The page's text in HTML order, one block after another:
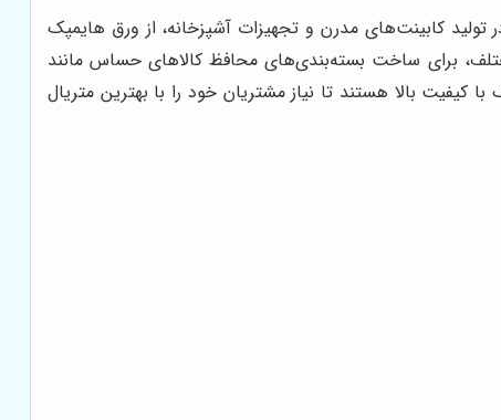
کابینت‌های مدرن و تجهیزات آشپزخانه، از ورق هایمپک
برای ساخت بسته‌بندی‌های محافظ کالاهای حساس مانند
کیفیت بالا هستند تا نیاز مشتریان خود را با بهترین متریال